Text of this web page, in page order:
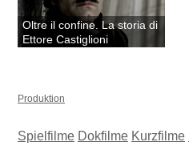
Oltre il confine. La storia di
Ettore Castiglioni
Produktion
Spielfilme Dokfilme Kurzfilme